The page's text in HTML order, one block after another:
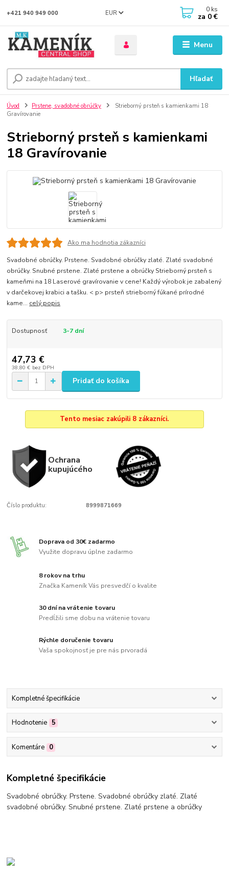
Menu
EUR
Hľadať
+421 940 949 000 0 ks
za 0 €
Úvod Prstene, svadobné obrúčky
Strieborný prsteň s kamienkami 18
Gravírovanie
Strieborný prsteň s kamienkami
18 Gravírovanie
Ako ma hodnotia zákazníci
Svadobné obrúčky. Prstene. Svadobné obrúčky zlaté. Zlaté svadobné
obrúčky. Snubné prstene. Zlaté prstene a obrúčky Strieborný prsteň s
kameňmi na 18 Laserové gravírovanie v cene! Každý výrobok je zabalený
v darčekovej krabici a tašku. < p> prsteň strieborný fúkané prírodné
kame... celý popis
Dostupnosť 3-7 dní
47,73 €
38,80 € bez DPH
Pridať do košíka
Tento mesiac zakúpili 8 zákazníci.
Ochrana
kupujúcého
Číslo produktu: 8999871669
Doprava od 30€ zadarmo
Využite dopravu úplne zadarmo
8 rokov na trhu
Značka Kameník Vás presvedčí o kvalite
30 dní na vrátenie tovaru
Predĺžili sme dobu na vrátenie tovaru
Rýchle doručenie tovaru
Vaša spokojnosť je pre nás prvoradá
Kompletné špecifikácie
Hodnotenie 5
Komentáre 0
Kompletné špecifikácie
Svadobné obrúčky. Prstene. Svadobné obrúčky zlaté. Zlaté
svadobné obrúčky. Snubné prstene. Zlaté prstene a obrúčky